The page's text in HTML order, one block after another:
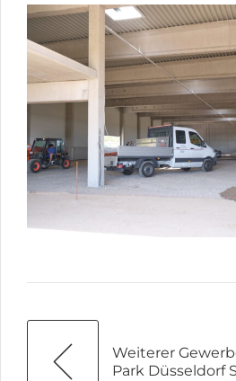
Weiterer
Park Düsseldorf